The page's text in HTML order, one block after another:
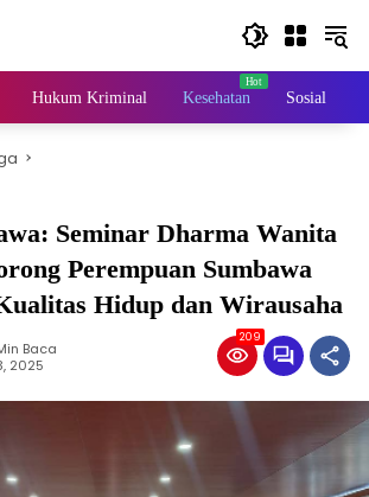
Hukum Kriminal Kesehatan Sosial
Seminar Dharma Wanita
Perempuan Sumbawa
Hidup dan Wirausaha
Baca
2025
209